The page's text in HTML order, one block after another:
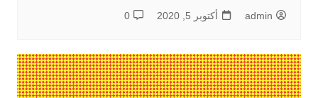
admin أكتوبر 5, 2020 0